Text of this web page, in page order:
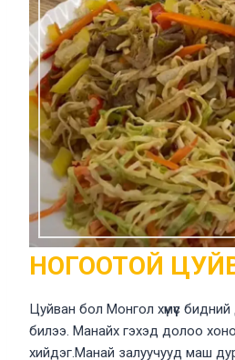
НОГООТОЙ
Цуйван бол Монгол хүмүүс
билээ. Манайх гэхэд долоо
хийдэг.Манай залуучууд маш